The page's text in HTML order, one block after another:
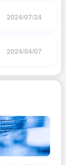
2024/07/24
2024/04/07